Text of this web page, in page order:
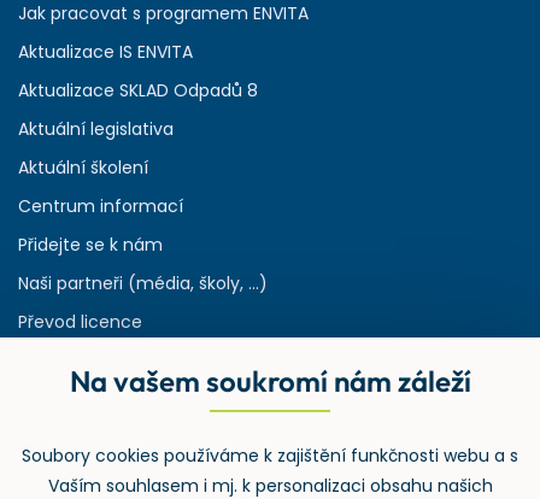
Jak pracovat s programem ENVITA
Aktualizace IS ENVITA
Aktualizace SKLAD Odpadů 8
Aktuální legislativa
Aktuální školení
Centrum informací
Přidejte se k nám
Naši partneři (média, školy, ...)
Převod licence
Rejstřík používaných zkratek v odpadech
Zpětný odběr
Na vašem soukromí nám záleží
Soubory cookies používáme k zajištění funkčnosti webu a s
Vaším souhlasem i mj. k personalizaci obsahu našich